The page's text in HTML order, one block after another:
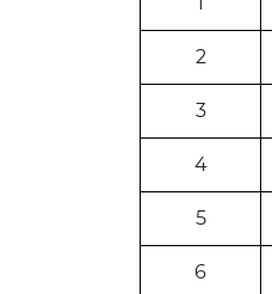
2
3
4
5
6